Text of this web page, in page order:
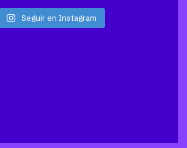
Seguir en Instagram